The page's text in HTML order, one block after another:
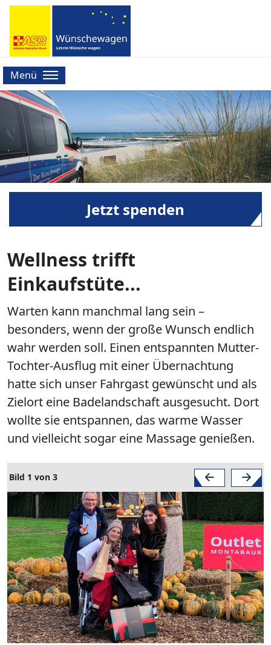
Menü
Jetzt spenden
Wellness trifft
Einkaufstüte...
Warten kann manchmal lang sein –
besonders, wenn der große Wunsch endlich
wahr werden soll. Einen entspannten Mutter-
Tochter-Ausflug mit einer Übernachtung
hatte sich unser Fahrgast gewünscht und als
Zielort eine Badelandschaft ausgesucht. Dort
wollte sie entspannen, das warme Wasser
und vielleicht sogar eine Massage genießen.
Bild 1 von 3